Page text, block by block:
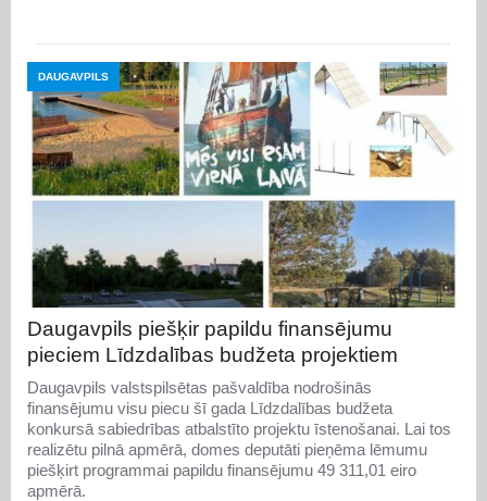
DAUGAVPILS
Daugavpils piešķir papildu finansējumu
pieciem Līdzdalības budžeta projektiem
Daugavpils valstspilsētas pašvaldība nodrošinās
finansējumu visu piecu šī gada Līdzdalības budžeta
konkursā sabiedrības atbalstīto projektu īstenošanai. Lai tos
realizētu pilnā apmērā, domes deputāti pieņēma lēmumu
piešķirt programmai papildu finansējumu 49 311,01 eiro
apmērā.